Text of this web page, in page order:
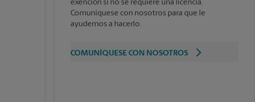
exención si no se requiere una licencia.
Comuníquese con nosotros para que le
ayudemos a hacerlo.
COMUNÍQUESE CON NOSOTROS